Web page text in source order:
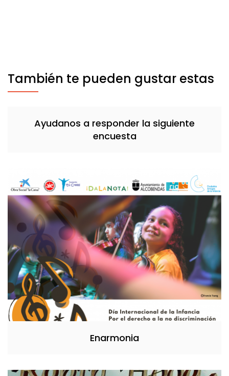
También te pueden gustar estas
Ayudanos a responder la siguiente
encuesta
Enarmonia